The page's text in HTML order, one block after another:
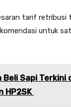
tarif retribusi
untuk
Beli Sapi Terkini
HP2SK